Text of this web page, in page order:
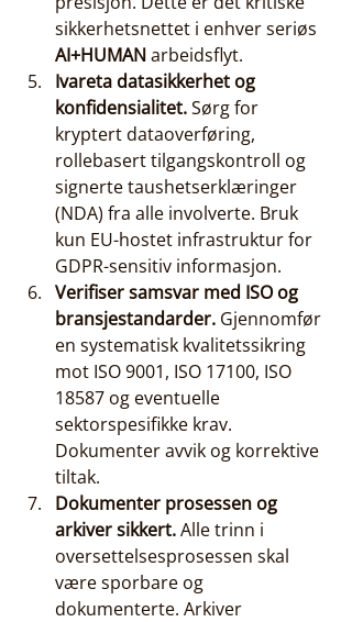
sikkerhetsnettet i enhver seriøs
AI+HUMAN arbeidsflyt.
Ivareta datasikkerhet og
konfidensialitet. Sørg for
kryptert dataoverføring,
rollebasert tilgangskontroll og
signerte taushetserklæringer
(NDA) fra alle involverte. Bruk
kun EU-hostet infrastruktur for
GDPR-sensitiv informasjon.
Verifiser samsvar med ISO og
bransjestandarder. Gjennomfør
en systematisk kvalitetssikring
mot ISO 9001, ISO 17100, ISO
18587 og eventuelle
sektorspesifikke krav.
Dokumenter avvik og korrektive
tiltak.
Dokumenter prosessen og
arkiver sikkert. Alle trinn i
oversettelsesprosessen skal
være sporbare og
dokumenterte. Arkiver